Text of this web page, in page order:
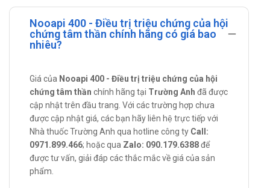
Trẻ em:
Điều trị chứng khó đọc, kết hợp với các biện pháp thích hợp
Cách dùng - Liều dùng của Nooapi 400
Cách dùng:
Thuốc dùng đường uống.
Liều dùng:
Người lớn:
Điều trị triệu chứng của hội chứng tâm thần-thực thể:
Nooapi 400 - Điều trị triệu chứng của hội
chứng tâm thần chính hãng có giá bao
nhiêu?
Giá của Nooapi 400 - Điều trị triệu chứng của hội
chứng tâm thần chính hãng tại Trường Anh đã được
cập nhật trên đầu trang. Với các trường hợp chưa
được cập nhật giá, các bạn hãy liên hệ trực tiếp với
Nhà thuốc Trường Anh qua hotline công ty Call:
0971.899.466; hoặc qua Zalo: 090.179.6388để
được tư vấn, giải đáp các thắc mắc về giá của sản
phẩm.